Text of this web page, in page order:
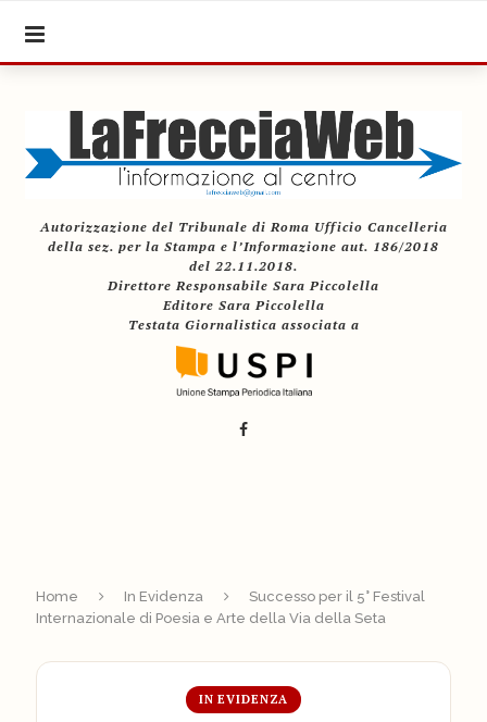
Autorizzazione del Tribunale di Roma Ufficio Cancelleria
della sez. per la Stampa e l’Informazione aut. 186/2018
del 22.11.2018.
Direttore Responsabile Sara Piccolella
Editore Sara Piccolella
Testata Giornalistica associata a
Home In Evidenza
Successo per il 5° Festival
Internazionale di Poesia e Arte della Via della Seta
IN EVIDENZA